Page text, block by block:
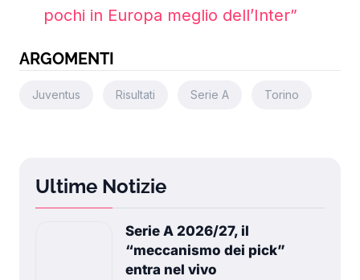
pochi in Europa meglio dell’Inter”
ARGOMENTI
Juventus Risultati Serie A Torino
Ultime Notizie
Serie A 2026/27, il
“meccanismo dei pick”
entra nel vivo